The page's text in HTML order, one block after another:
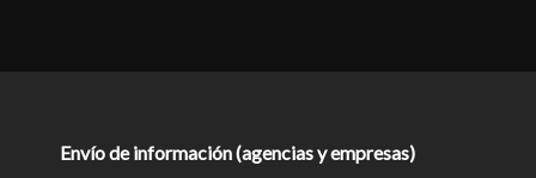
Envío de información (agencias y empresas)